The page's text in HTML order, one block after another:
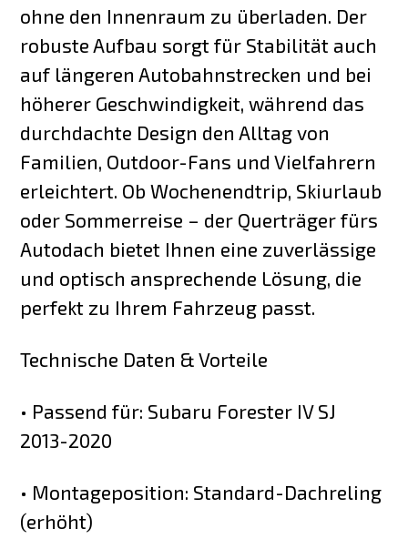
ohne den Innenraum zu überladen. Der
robuste Aufbau sorgt für Stabilität auch
auf längeren Autobahnstrecken und bei
höherer Geschwindigkeit, während das
durchdachte Design den Alltag von
Familien, Outdoor-Fans und Vielfahrern
erleichtert. Ob Wochenendtrip, Skiurlaub
oder Sommerreise – der Querträger fürs
Autodach bietet Ihnen eine zuverlässige
und optisch ansprechende Lösung, die
perfekt zu Ihrem Fahrzeug passt.
Technische Daten & Vorteile
• Passend für: Subaru Forester IV SJ
2013-2020
• Montageposition: Standard-Dachreling
(erhöht)